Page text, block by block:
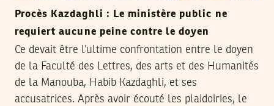
Procès Kazdaghli : Le ministère public ne
requiert aucune peine contre le doyen
Ce devait être l’ultime confrontation entre le doyen
de la Faculté des Lettres, des arts et des Humanités
de la Manouba, Habib Kazdaghli, et ses
accusatrices. Après avoir écouté les plaidoiries, le